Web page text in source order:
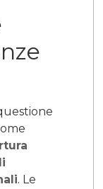
. Le